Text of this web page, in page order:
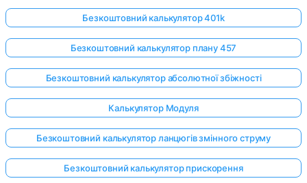
Безкоштовний калькулятор 401k
Безкоштовний калькулятор плану 457
Безкоштовний калькулятор абсолютної збіжності
Калькулятор Модуля
Безкоштовний калькулятор ланцюгів змінного струму
Безкоштовний калькулятор прискорення